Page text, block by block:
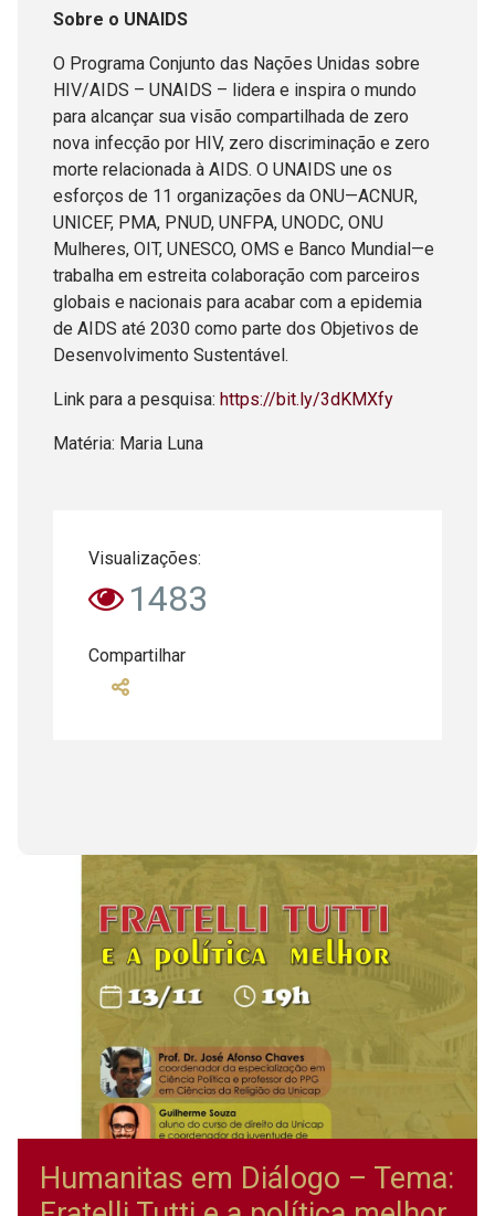
Sobre o UNAIDS
O Programa Conjunto das Nações Unidas sobre
HIV/AIDS – UNAIDS – lidera e inspira o mundo
para alcançar sua visão compartilhada de zero
nova infecção por HIV, zero discriminação e zero
morte relacionada à AIDS. O UNAIDS une os
esforços de 11 organizações da ONU—ACNUR,
UNICEF, PMA, PNUD, UNFPA, UNODC, ONU
Mulheres, OIT, UNESCO, OMS e Banco Mundial—e
trabalha em estreita colaboração com parceiros
globais e nacionais para acabar com a epidemia
de AIDS até 2030 como parte dos Objetivos de
Desenvolvimento Sustentável.
Link para a pesquisa: https://bit.ly/3dKMXfy
Matéria: Maria Luna
Visualizações:
1483
Compartilhar
Humanitas em Diálogo – Tema: